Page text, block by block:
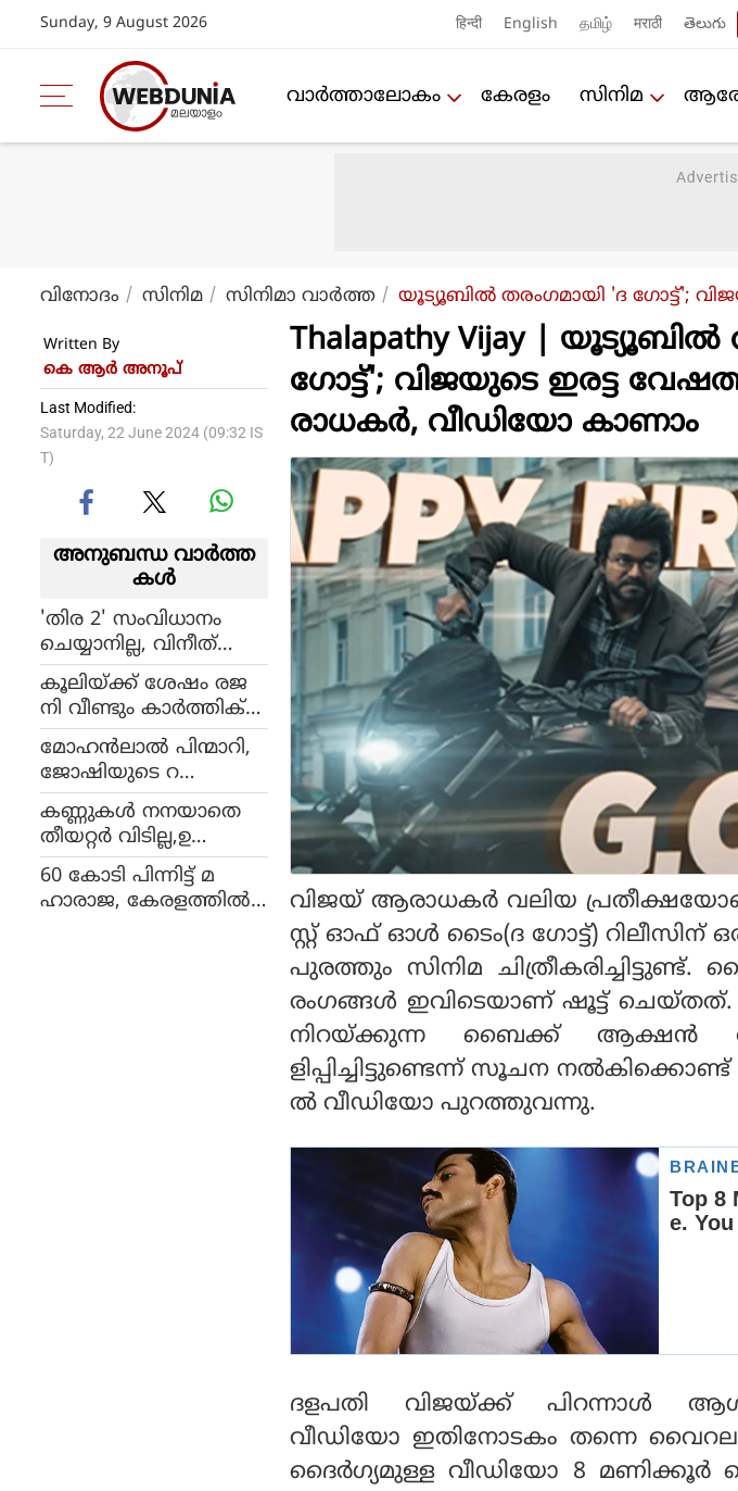
Sunday, 9 August 2026 हिन्दी English தமிழ் मराठी తెలుగు
വാര്‍ത്താലോകം കേരളം സിനിമ
വിനോദം സിനിമ സിനിമാ വാര്‍ത്ത യൂട്യൂബില്‍ തരംഗമായി 'ദ ഗോട്ട്';
Written By
കെ ആര്‍ അനൂപ്
Last Modified:
Saturday, 22 June 2024 (09:32 IS
T)
അനുബന്ധ വാര്‍ത്ത
കള്‍
'തിര 2' സംവിധാനം
ചെയ്യാനില്ല, വിനീത്
ശ്രീനിവാസിന്റെ
തീരുമാനം, പകരക്കാര
നെ കണ്ടെത്തി ധ്യാന്‍
കൂലിയ്ക്ക് ശേഷം രജ
നി വീണ്ടും കാർത്തിക്
സുബ്ബരാജ് സിനിമയിൽ?
ഫാൻബോയ് സംഭവ
ത്തിന്
കാത്തിരിക്കുന്നുവെന്ന്
ആരാധകർ
മോഹൻലാൽ പിന്മാറി,
ജോഷിയുടെ റ
മ്പാനാവുക അമ്പാനോ?
കണ്ണുകള്‍ നനയാതെ
തീയറ്റര്‍ വിടില്ല,ഉ
ള്ളൊഴുക്ക് ഉള്ളില്‍
തൊടുന്ന ചിത്രം,
റിവ്യൂമായി നടി ചിന്നു
60 കോടി പിന്നിട്ട് മ
ഹാരാജ, കേരളത്തില്‍
Thalapathy Vijay | യൂട്യൂബില്‍
ഗോട്ട്'; വിജയുടെ ഇരട്ട
രാധകര്‍, വീഡിയോ കാണാം
വിജയ് ആരാധകര്‍ വലിയ പ്രതീക്ഷയോടെ
സ്റ്റ് ഓഫ് ഓള്‍ ടൈം(ദ ഗോട്ട്)
പുരത്തും സിനിമ
രംഗങ്ങള്‍ ഇവിടെയാണ് ഷൂട്ട്
നിറയ്ക്കുന്ന ബൈക്ക് ആക്ഷന്‍
ളിപ്പിച്ചിട്ടുണ്ടെന്ന് സൂചന
ല്‍ വീഡിയോ പുറത്തുവന്നു.
ദളപതി വിജയ്ക്ക് പിറന്നാള്‍
വീഡിയോ ഇതിനോടകം തന്നെ
ദൈര്‍ഗ്യമുള്ള വീഡിയോ 8 മണിക്കൂര്‍